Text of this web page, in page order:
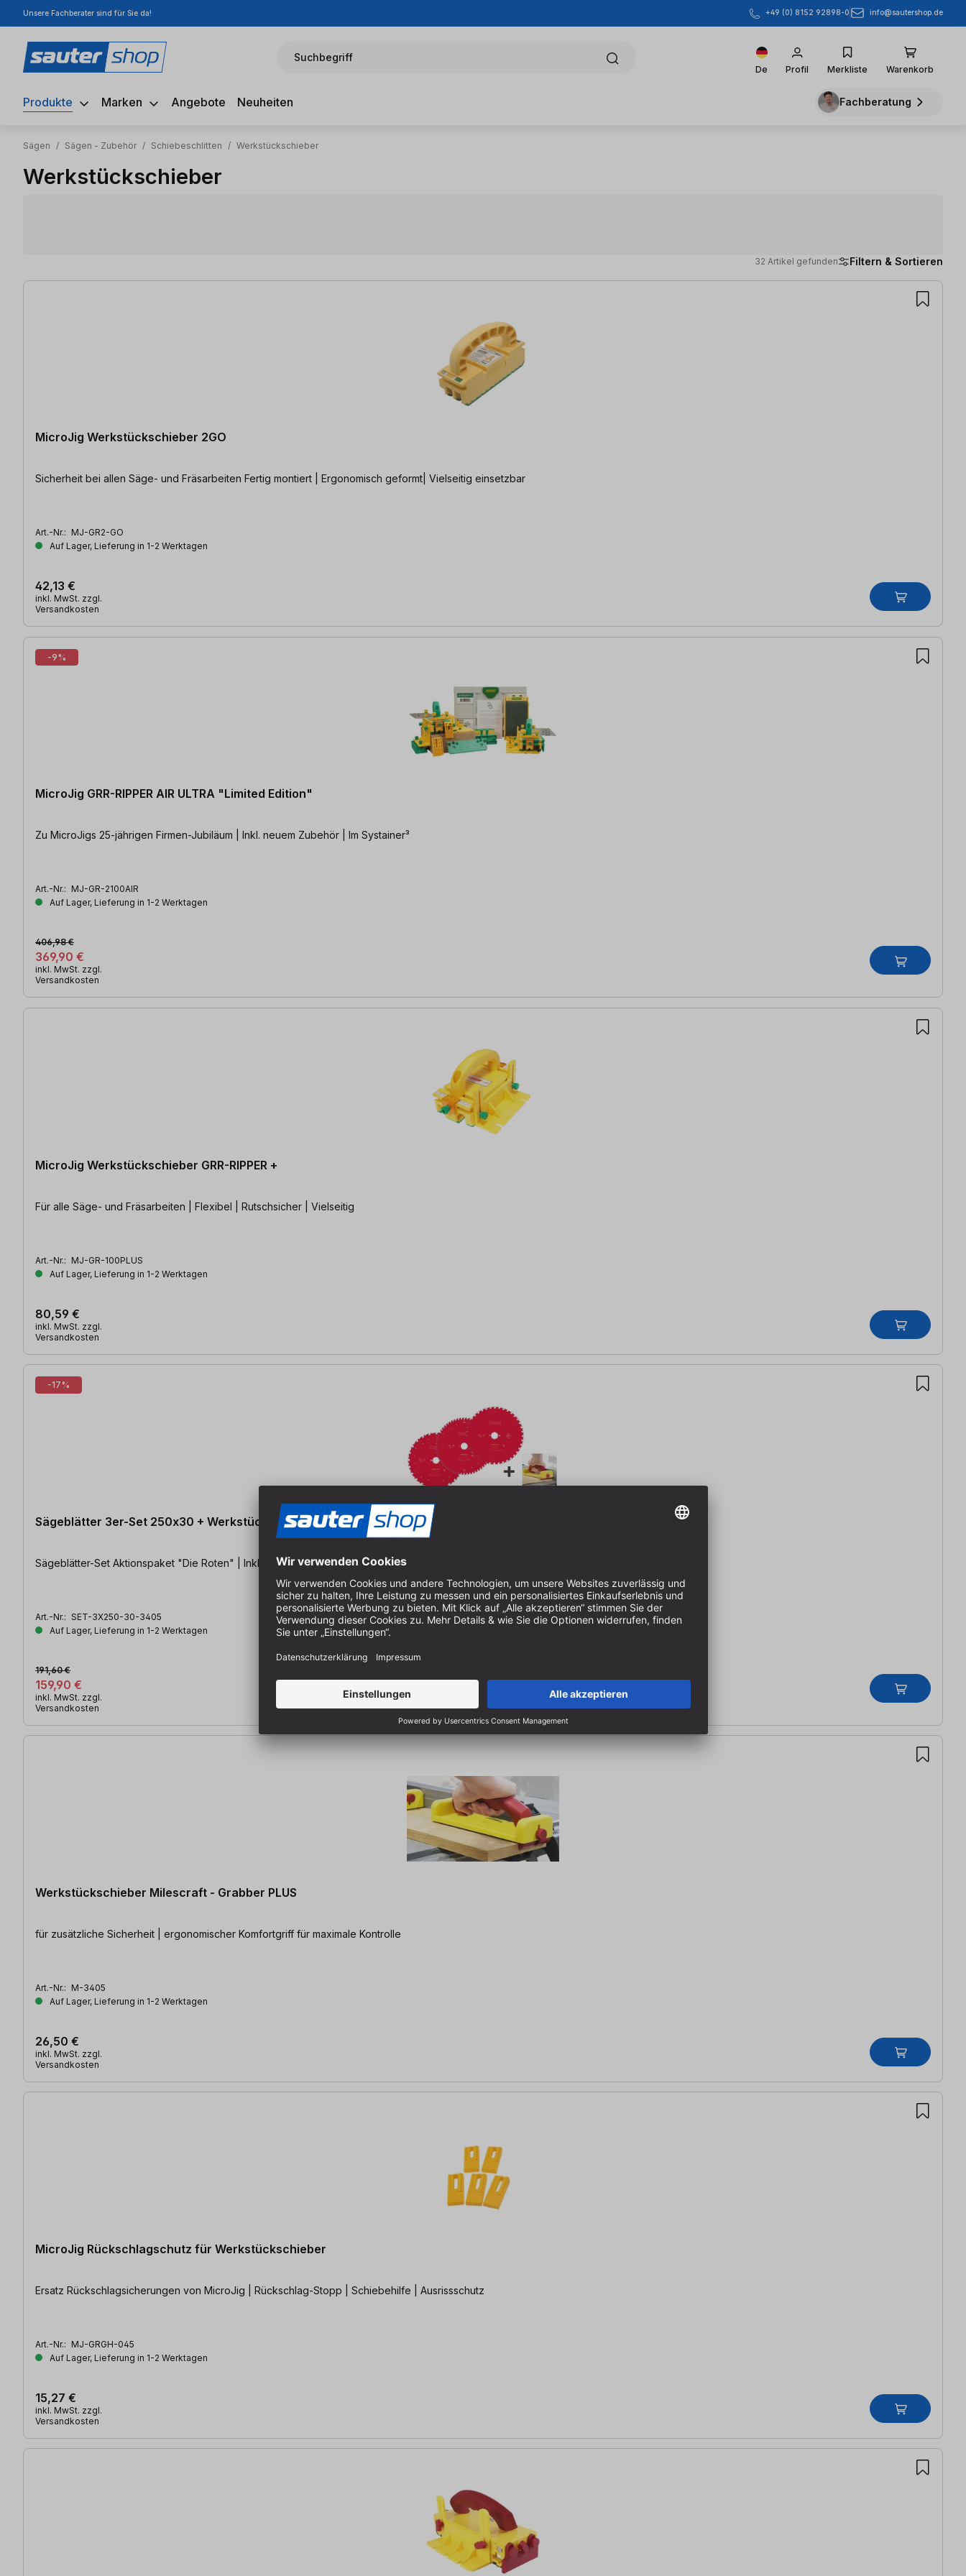
Hauptinhalt springen
Zur Suche springen
Zur Hauptnavigation springen
Unsere Fachberater sind für Sie da! +49 (0) 8152 92898-0 info@sautershop.de
Suchbegriff
De Profil Merkliste Warenkorb
Produkte Marken Angebote Neuheiten Fachberatung
Sägen / Sägen - Zubehör / Schiebeschlitten / Werkstückschieber
Werkstückschieber
32 Artikel gefunden Filtern & Sortieren
32 Artikel gefunden
MicroJig Werkstückschieber 2GO
Sicherheit bei allen Säge- und Fräsarbeiten Fertig montiert | Ergonomisch geformt| Vielseitig einsetzbar
Art.-Nr.: MJ-GR2-GO
Auf Lager, Lieferung in 1-2 Werktagen
42,13 €
inkl. MwSt. zzgl.
Versandkosten
-9%
MicroJig GRR-RIPPER AIR ULTRA "Limited Edition"
Zu MicroJigs 25-jährigen Firmen-Jubiläum | Inkl. neuem Zubehör | Im Systainer³
Art.-Nr.: MJ-GR-2100AIR
Auf Lager, Lieferung in 1-2 Werktagen
369,90 €
406,98 €
inkl. MwSt. zzgl.
Versandkosten
MicroJig Werkstückschieber GRR-RIPPER +
Für alle Säge- und Fräsarbeiten | Flexibel | Rutschsicher | Vielseitig
Art.-Nr.: MJ-GR-100PLUS
Auf Lager, Lieferung in 1-2 Werktagen
80,59 €
inkl. MwSt. zzgl.
Versandkosten
-17%
Sägeblätter 3er-Set 250x30 + Werkstückschieber
Sägeblätter-Set Aktionspaket "Die Roten" | Inklusive GRATIS Werkstückschieber!
Art.-Nr.: SET-3X250-30-3405
Auf Lager, Lieferung in 1-2 Werktagen
159,90 €
191,60 €
inkl. MwSt. zzgl.
Versandkosten
Werkstückschieber Milescraft - Grabber PLUS
für zusätzliche Sicherheit | ergonomischer Komfortgriff für maximale Kontrolle
Art.-Nr.: M-3405
Auf Lager, Lieferung in 1-2 Werktagen
26,50 €
inkl. MwSt. zzgl.
Versandkosten
MicroJig Rückschlagschutz für Werkstückschieber
Ersatz Rückschlagsicherungen von MicroJig | Rückschlag-Stopp | Schiebehilfe | Ausrissschutz
Art.-Nr.: MJ-GRGH-045
Auf Lager, Lieferung in 1-2 Werktagen
15,27 €
inkl. MwSt. zzgl.
Versandkosten